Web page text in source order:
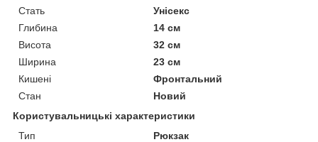
Стать
Унісекс
Глибина
14 см
Висота
32 см
Ширина
23 см
Кишені
Фронтальний
Стан
Новий
Користувальницькі характеристики
Тип
Рюкзак